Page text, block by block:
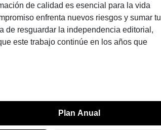
de calidad es esencial para la vida
enfrenta nuevos riesgos y sumar tu
de resguardar la independencia editorial,
este trabajo continúe en los años que
Plan Anual